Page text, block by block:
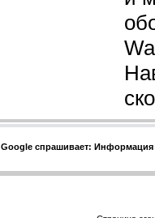
Google спрашивает: